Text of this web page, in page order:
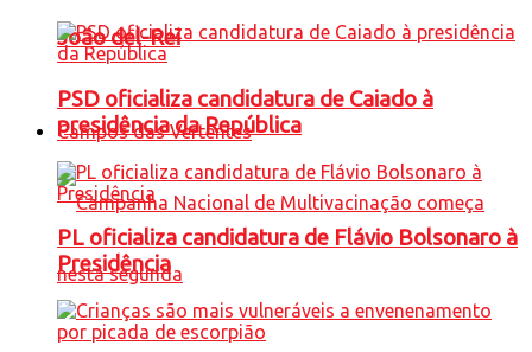
João del-Rei
Campos das Vertentes
PSD oficializa candidatura de Caiado à
presidência da República
PL oficializa candidatura de Flávio Bolsonaro à
Presidência